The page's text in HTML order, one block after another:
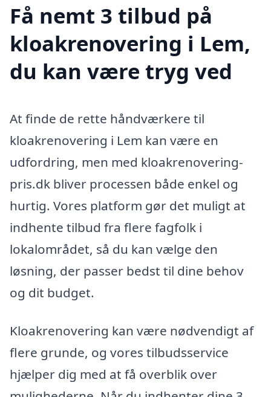
Få nemt 3 tilbud på
kloakrenovering i Lem,
du kan være tryg ved
At finde de rette håndværkere til
kloakrenovering i Lem kan være en
udfordring, men med kloakrenovering-
pris.dk bliver processen både enkel og
hurtig. Vores platform gør det muligt at
indhente tilbud fra flere fagfolk i
lokalområdet, så du kan vælge den
løsning, der passer bedst til dine behov
og dit budget.
Kloakrenovering kan være nødvendigt af
flere grunde, og vores tilbudsservice
hjælper dig med at få overblik over